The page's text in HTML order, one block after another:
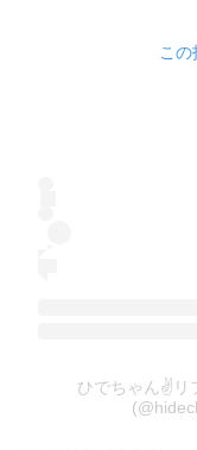
こ
ひでちゃん✌ リ